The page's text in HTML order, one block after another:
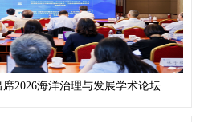
2026海洋治理与发展学术论坛